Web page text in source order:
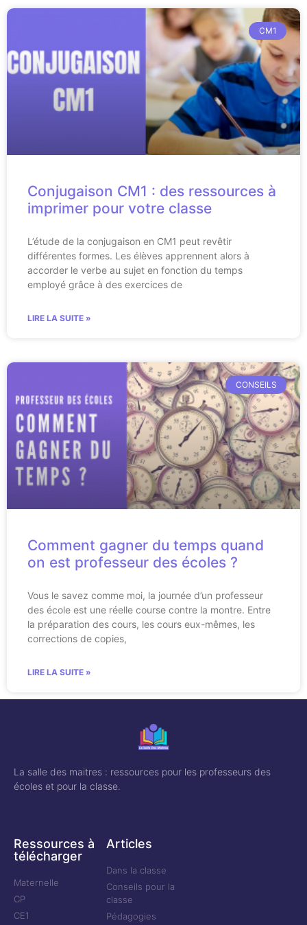
CM1
Conjugaison CM1 : des ressources à
imprimer pour votre classe
L’étude de la conjugaison en CM1 peut revêtir
différentes formes. Les élèves apprennent alors à
accorder le verbe au sujet en fonction du temps
employé grâce à des exercices de
LIRE LA SUITE »
CONSEILS
Comment gagner du temps quand
on est professeur des écoles ?
Vous le savez comme moi, la journée d’un professeur
des école est une réelle course contre la montre. Entre
la préparation des cours, les cours eux-mêmes, les
corrections de copies,
LIRE LA SUITE »
La salle des maitres : ressources pour les professeurs des
écoles et pour la classe.
Ressources à
télécharger
Maternelle
CP
CE1
Articles
Dans la classe
Conseils pour la
classe
Pédagogies